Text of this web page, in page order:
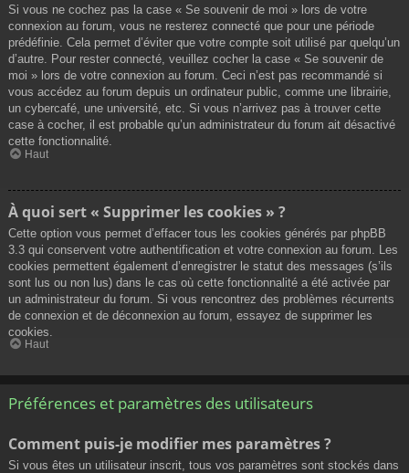
Si vous ne cochez pas la case « Se souvenir de moi » lors de votre
connexion au forum, vous ne resterez connecté que pour une période
prédéfinie. Cela permet d’éviter que votre compte soit utilisé par quelqu’un
d’autre. Pour rester connecté, veuillez cocher la case « Se souvenir de
moi » lors de votre connexion au forum. Ceci n’est pas recommandé si
vous accédez au forum depuis un ordinateur public, comme une librairie,
un cybercafé, une université, etc. Si vous n’arrivez pas à trouver cette
case à cocher, il est probable qu’un administrateur du forum ait désactivé
cette fonctionnalité.
Haut
À quoi sert « Supprimer les cookies » ?
Cette option vous permet d’effacer tous les cookies générés par phpBB
3.3 qui conservent votre authentification et votre connexion au forum. Les
cookies permettent également d’enregistrer le statut des messages (s’ils
sont lus ou non lus) dans le cas où cette fonctionnalité a été activée par
un administrateur du forum. Si vous rencontrez des problèmes récurrents
de connexion et de déconnexion au forum, essayez de supprimer les
cookies.
Haut
Préférences et paramètres des utilisateurs
Comment puis-je modifier mes paramètres ?
Si vous êtes un utilisateur inscrit, tous vos paramètres sont stockés dans